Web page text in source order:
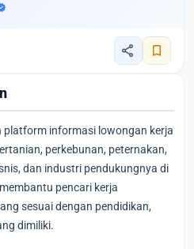
share bookmark
platform informasi lowongan kerja
perkebunan, peternakan,
dan industri pendukungnya di
pencari kerja
sesuai dengan pendidikan,
dimiliki.